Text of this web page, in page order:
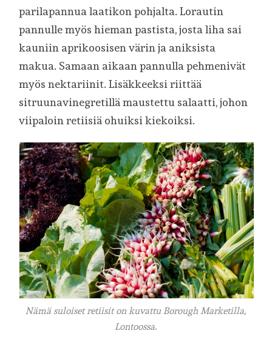
parilapannua laatikon pohjalta. Lorautin
pannulle myös hieman pastista, josta liha sai
kauniin aprikoosisen värin ja aniksista
makua. Samaan aikaan pannulla pehmenivät
myös nektariinit. Lisäkkeeksi riittää
sitruunavinegretillä maustettu salaatti, johon
viipaloin retiisiä ohuiksi kiekoiksi.
Nämä suloiset retiisit on kuvattu Borough Marketilla,
Lontoossa.